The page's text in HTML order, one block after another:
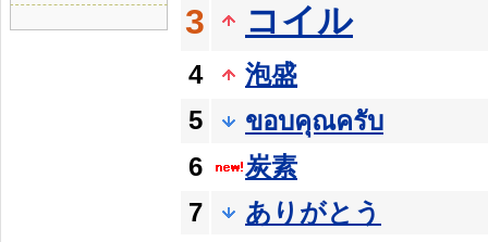
3
コイル
4
泡盛
5
ขอบคุณครับ
6
炭素
7
ありがとう